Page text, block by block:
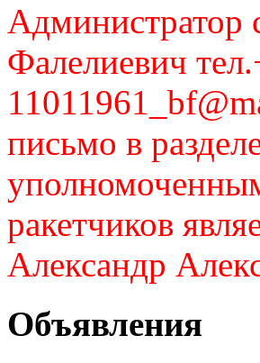
Администратор
Фалелиевич
письмо в
ракетчиков
Александр
Объявления